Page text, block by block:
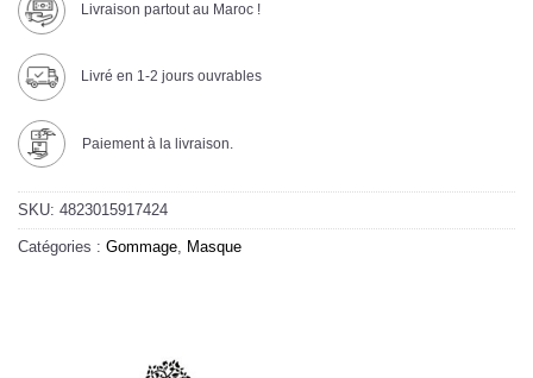
Livraison partout au Maroc !
Livré en 1-2 jours ouvrables
Paiement à la livraison.
SKU: 4823015917424
Catégories : Gommage, Masque